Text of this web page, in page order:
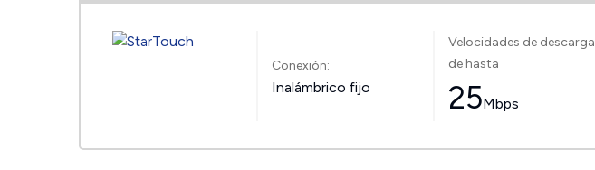
Conexión:
Inalámbrico fijo
Velocidades de descarga
de hasta
25Mbps